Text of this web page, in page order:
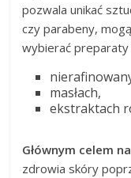
pozwala unikać
czy parabeny,
wybierać preparaty
masłach,
ekstraktach
Głównym celem
zdrowia skóry